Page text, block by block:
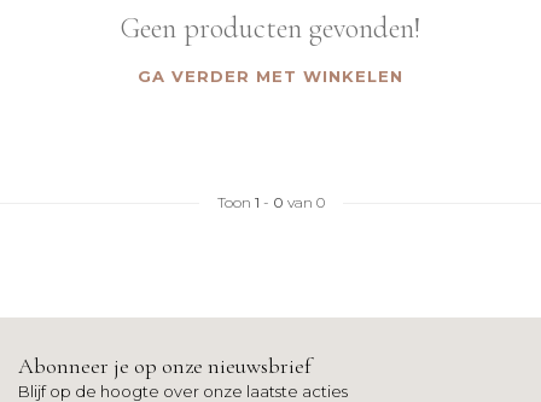
Geen producten gevonden!
GA VERDER MET WINKELEN
Toon 1 - 0 van 0
Abonneer je op onze nieuwsbrief
Blijf op de hoogte over onze laatste acties